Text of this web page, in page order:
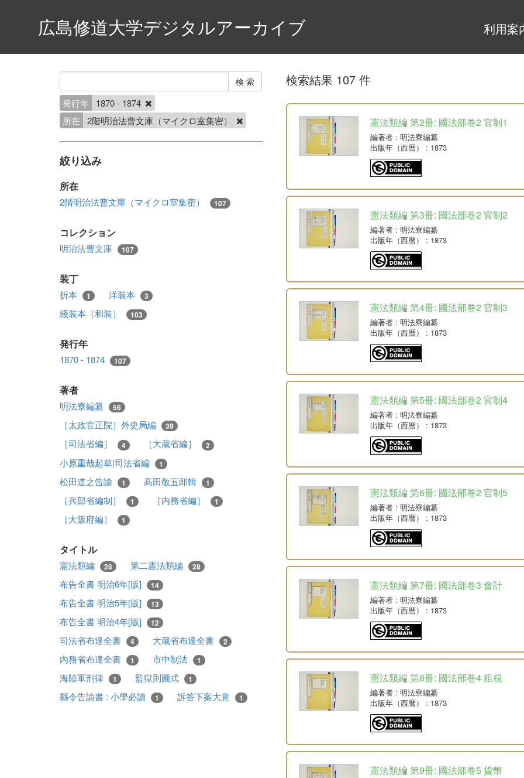
利用案
広島修道大学デジタルアーカイブ
発行年
1870 - 1874
所在
2階明治法曹文庫（マイクロ室集密）
絞り込み
所在
2階明治法曹文庫（マイクロ室集密） 107
コレクション
明治法曹文庫 107
装丁
折本 1 洋装本 3
綫装本（和装） 103
発行年
1870 - 1874 107
著者
明法寮編纂 56
［太政官正院］外史局編 39
［司法省編］ 4 ［大蔵省編］ 2
小原重哉起草|司法省編 1
松田道之告諭 1 髙田敬五郎輯 1
［兵部省編制］ 1 ［内務省編］ 1
［大阪府編］ 1
タイトル
憲法類編 28 第二憲法類編 28
布告全書 明治6年[版] 14
布告全書 明治5年[版] 13
布告全書 明治4年[版] 12
司法省布達全書 4 大蔵省布達全書 2
内務省布達全書 1 市中制法 1
海陸軍刑律 1 監獄則圖式 1
縣令告諭書 : 小學必讀 1 訴答下案大意 1
検索結果 107 件
憲法類編 第2冊: 國法部巻2 官制1
編著者: 明法寮編纂
出版年（西暦）
: 1873
憲法類編 第3冊: 國法部巻2 官制2
編著者: 明法寮編纂
出版年（西暦）
: 1873
憲法類編 第4冊: 國法部巻2 官制3
編著者: 明法寮編纂
出版年（西暦）
: 1873
憲法類編 第5冊: 國法部巻2 官制4
編著者: 明法寮編纂
出版年（西暦）
: 1873
憲法類編 第6冊: 國法部巻2 官制5
編著者: 明法寮編纂
出版年（西暦）
: 1873
憲法類編 第7冊: 國法部巻3 會計
編著者: 明法寮編纂
出版年（西暦）
: 1873
憲法類編 第8冊: 國法部巻4 租税
編著者: 明法寮編纂
出版年（西暦）
: 1873
憲法類編 第9冊: 國法部巻5 貨幣